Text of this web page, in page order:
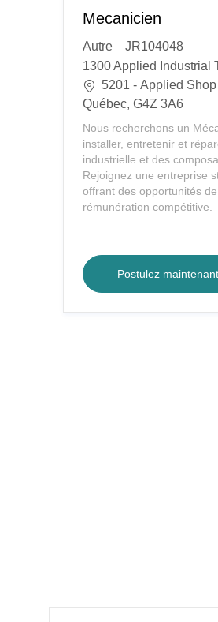
Mecanicien
C
a
t
e
g
o
r
y
Autre
JR104048
1300 Applied Industrial
E
m
p
l
a
c
e
t
5201 - Applied
Québec, G4Z 3A6
Nous recherchons un
installer, entretenir et
industrielle et des
Rejoignez une entreprise
offrant des opportunités
rémunération compétitive.
Postulez maintenant